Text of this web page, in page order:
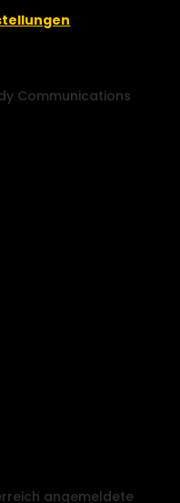
Communications
angemeldete